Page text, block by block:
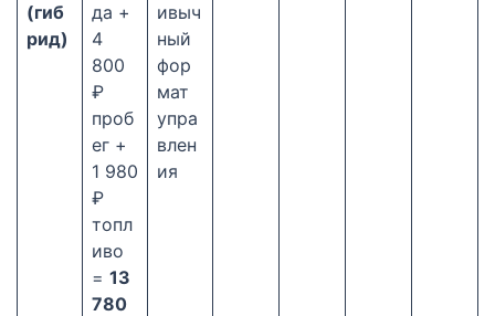
(гиб
рид)
да +
4
800
₽
проб
ег +
1 980
₽
топл
иво
= 13
780
ивыч
ный
фор
мат
упра
влен
ия